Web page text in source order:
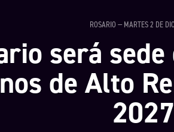
ROSARIO — MARTES 2 DE
será
de Alto
2027